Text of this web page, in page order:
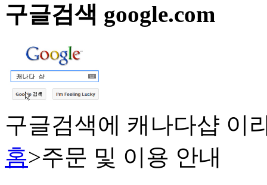
구글검색 google.com
구글검색에 캐나다샵 이
홈>주문 및 이용 안내